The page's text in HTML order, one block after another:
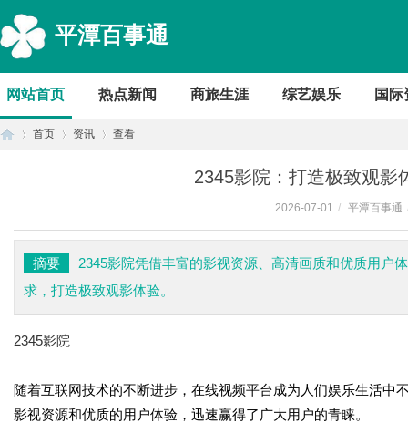
平潭百事通
网站首页 热点新闻 商旅生涯 综艺娱乐 国际
首页 资讯 查看
2345影院：打造极致观影
2026-07-01 / 平潭百事通
摘要
2345影院凭借丰富的影视资源、高清画质和优质用户
求，打造极致观影体验。
2345影院
随着互联网技术的不断进步，在线视频平台成为人们娱乐生活中
影视资源和优质的用户体验，迅速赢得了广大用户的青睐。